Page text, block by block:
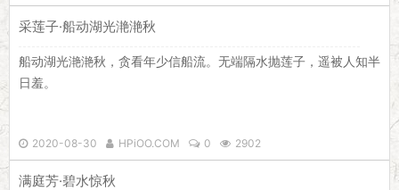
采莲子·船动湖光滟滟秋
船动湖光滟滟秋，贪看年少信船流。无端隔水抛莲子，遥被人知半
日羞。
2020-08-30 HPiOO.COM 0 2902
满庭芳·碧水惊秋